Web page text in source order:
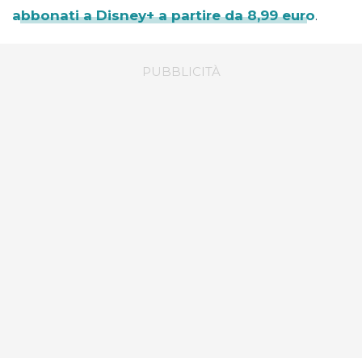
abbonati a Disney+ a partire da 8,99 euro.